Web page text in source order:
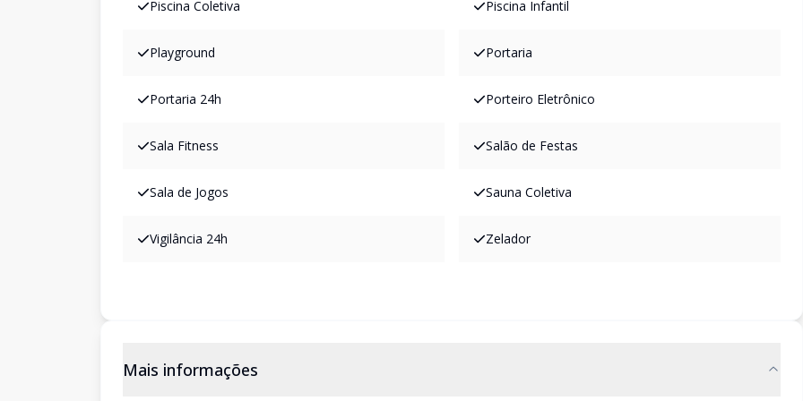
Piscina Coletiva Piscina Infantil
Playground Portaria
Portaria 24h Porteiro Eletrônico
Sala Fitness Salão de Festas
Sala de Jogos Sauna Coletiva
Vigilância 24h Zelador
Mais informações